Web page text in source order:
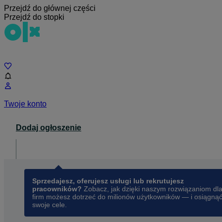
Przejdź do głównej części
Przejdź do stopki
Twoje konto
Dodaj ogłoszenie
Sprzedajesz, oferujesz usługi lub rekrutujesz
pracowników? Zobacz, jak dzięki naszym rozwiązaniom dla
firm możesz dotrzeć do milionów użytkowników — i osiągnąć
swoje cele.